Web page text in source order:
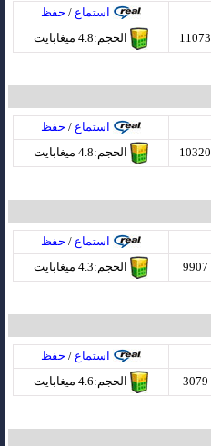
استماع / حفظ
الحجم:4.8 ميغابايت
استماع / حفظ
الحجم:4.8 ميغابايت
استماع / حفظ
الحجم:4.3 ميغابايت
استماع / حفظ
الحجم:4.6 ميغابايت